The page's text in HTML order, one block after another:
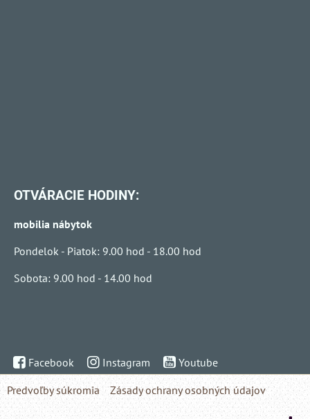
OTVÁRACIE HODINY:
mobilia nábytok
Pondelok - Piatok: 9.00 hod - 18.00 hod
Sobota: 9.00 hod - 14.00 hod
Facebook Instagram
Youtube
Predvoľby súkromia
Zásady ochrany osobných údajov